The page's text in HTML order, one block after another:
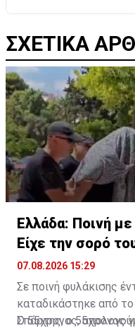
ΣΧΕΤΙΚΑ
Ελλάδα: Ποινή
Είχε την σορό
καταψύκτη
07.08.2026 15:29
Σε ποινή φυλάκισης
καταδικάστηκε από
Σπάρτης, ο 55χρονος
Ο 55χρονος,